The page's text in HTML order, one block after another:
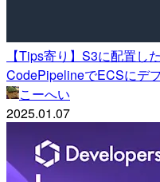
【Tips寄り】S3に配置し
CodePipelineでECSにデ
こーへい
2025.01.07